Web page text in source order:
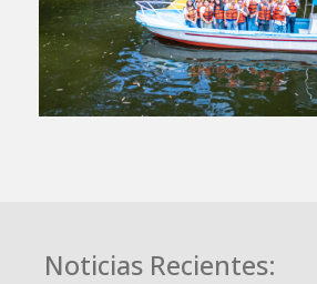
Noticias Recientes: